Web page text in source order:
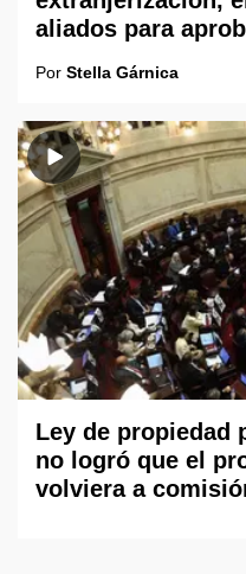
aliados para
Por Stella Gárnica
Ley de propiedad
no logró que el
volviera a